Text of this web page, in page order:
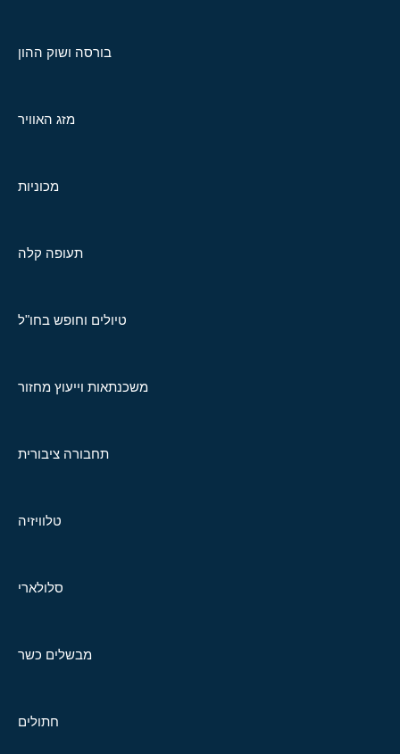
בורסה ושוק ההון
מזג האוויר
מכוניות
תעופה קלה
טיולים וחופש בחו"ל
משכנתאות וייעוץ מחזור
תחבורה ציבורית
טלוויזיה
סלולארי
מבשלים כשר
חתולים